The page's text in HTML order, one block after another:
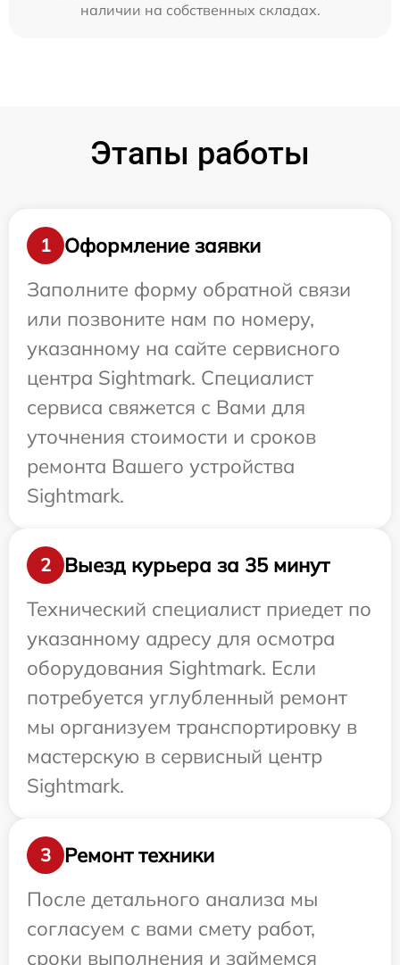
наличии на собственных складах.
Этапы работы
1
Оформление заявки
Заполните форму обратной связи
или позвоните нам по номеру,
указанному на сайте сервисного
центра Sightmark. Специалист
сервиса свяжется с Вами для
уточнения стоимости и сроков
ремонта Вашего устройства
Sightmark.
2
Выезд курьера за 35 минут
Технический специалист приедет по
указанному адресу для осмотра
оборудования Sightmark. Если
потребуется углубленный ремонт
мы организуем транспортировку в
мастерскую в сервисный центр
Sightmark.
3
Ремонт техники
После детального анализа мы
согласуем с вами смету работ,
сроки выполнения и займемся